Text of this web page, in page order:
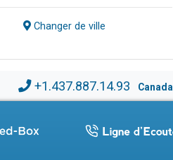
Changer de ville
+1.437.887.14.93 Canada